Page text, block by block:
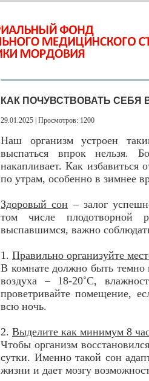
КАК ПОЧУВСТВОВАТЬ
29.01.2025 | Просмотров: 1200
Наш организм устроен
выспаться впрок нельзя.
накапливает. Как избавиться
по утрам, особенно в зимнее
Здоровый сон – залог
том числе плодотворной
выспавшимся, важно
1. Правильно организуйте
В комнате должно быть темно
воздуха – 18-20˚С,
проветривайте помещение,
всю ночь.
2. Выделите как минимум 8
Чтобы организм
сутки. Именно такой сон
жизни и дает мозгу